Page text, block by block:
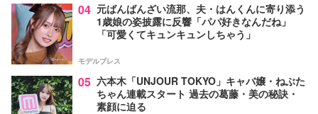
04 元ばんばんざい流那、夫・はんくんに寄り添う
1歳娘の姿披露に反響「パパ好きなんだね」
「可愛くてキュンキュンしちゃう」
モデルプレス
05 六本木「UNJOUR TOKYO」キャバ嬢・ねぶた
ちゃん連載スタート 過去の葛藤・美の秘訣・
素顔に迫る